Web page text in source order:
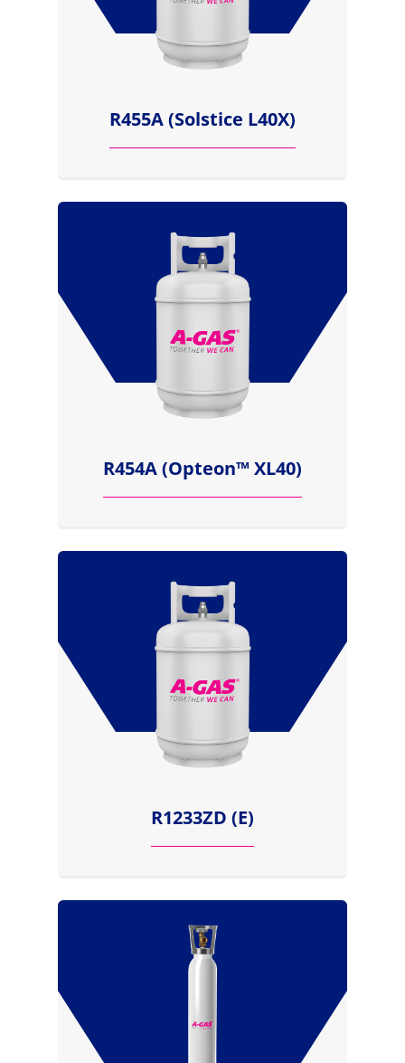
R455A (Solstice L40X)
R454A (Opteon™ XL40)
R1233ZD (E)